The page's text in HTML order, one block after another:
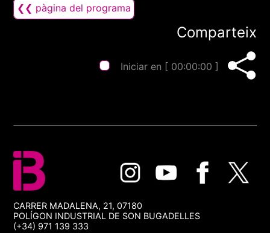
❮❮ pàgina del programa
Comparteix
Iniciar en [ 00:00:00 ]
CARRER MADALENA, 21, 07180
POLÍGON INDUSTRIAL DE SON BUGADELLES
(+34) 971 139 333